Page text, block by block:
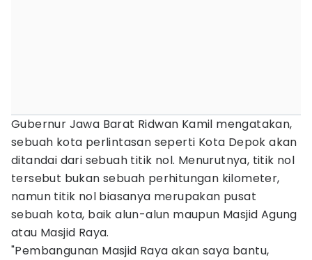
Gubernur Jawa Barat Ridwan Kamil mengatakan,
sebuah kota perlintasan seperti Kota Depok akan
ditandai dari sebuah titik nol. Menurutnya, titik nol
tersebut bukan sebuah perhitungan kilometer,
namun titik nol biasanya merupakan pusat
sebuah kota, baik alun-alun maupun Masjid Agung
atau Masjid Raya.
"Pembangunan Masjid Raya akan saya bantu,